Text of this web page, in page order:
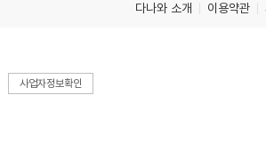
다나와 소개 이용약관
사업자정보확인